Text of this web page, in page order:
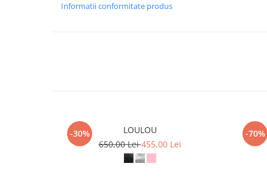
Informatii conformitate produs
-30%
LOULOU
650,00 Lei455,00 Lei
-70%